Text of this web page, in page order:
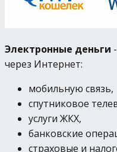
Электронные деньги
через Интернет:
мобильную связь,
спутниковое
услуги ЖКХ,
банковские
страховые и